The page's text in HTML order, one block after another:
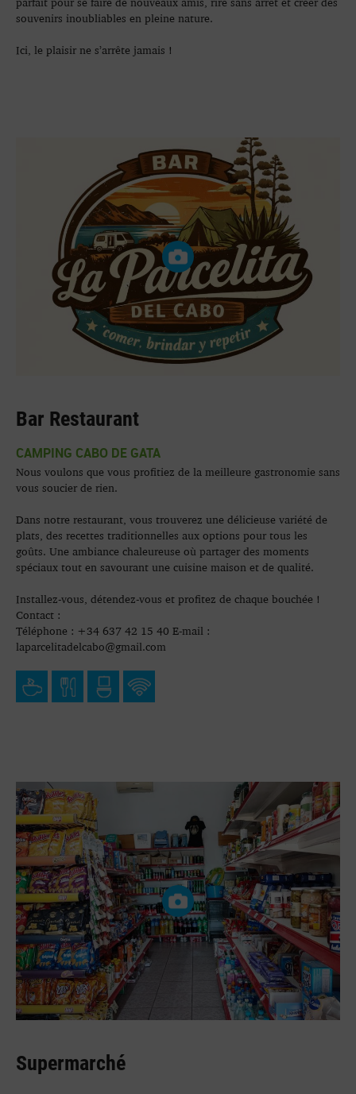
souvenirs inoubliables en pleine nature.
Ici, le plaisir ne s’arrête jamais !
Bar Restaurant
CAMPING CABO DE GATA
Nous voulons que vous profitiez de la meilleure gastronomie sans
vous soucier de rien.
Dans notre restaurant, vous trouverez une délicieuse variété de
plats, des recettes traditionnelles aux options pour tous les
goûts. Une ambiance chaleureuse où partager des moments
spéciaux tout en savourant une cuisine maison et de qualité.
Installez-vous, détendez-vous et profitez de chaque bouchée !
Contact :
Téléphone : +34 637 42 15 40 E-mail :
laparcelitadelcabo@gmail.com
Supermarché